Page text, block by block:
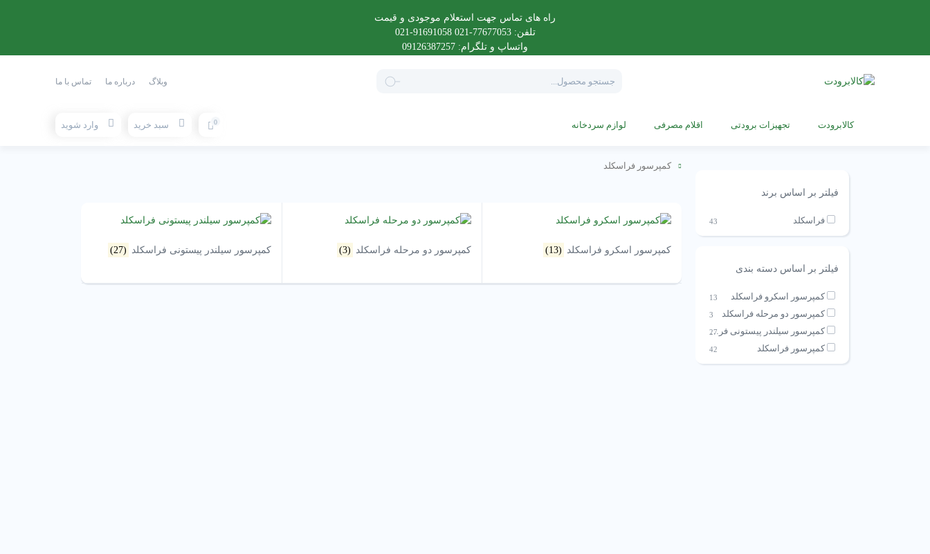
راه های تماس جهت استعلام موجودی و قیمت
تلفن: 77677053-021 91691058-021
واتساپ و تلگرام: 09126387257
search
وبلاگ درباره ما تماس با ما
کالابرودت تجهیزات برودتی اقلام مصرفی لوازم سردخانه 0 سبد خرید وارد شوید
فیلتر بر اساس برند
فراسکلد 43
فیلتر بر اساس دسته بندی
کمپرسور اسکرو فراسکلد 13
کمپرسور دو مرحله فراسکلد 3
کمپرسور سیلندر پیستونی فراسکلد 27
کمپرسور فراسکلد 42
کمپرسور فراسکلد
کمپرسور اسکرو فراسکلد (13) کمپرسور دو مرحله فراسکلد (3) کمپرسور سیلندر پیستونی فراسکلد (27)